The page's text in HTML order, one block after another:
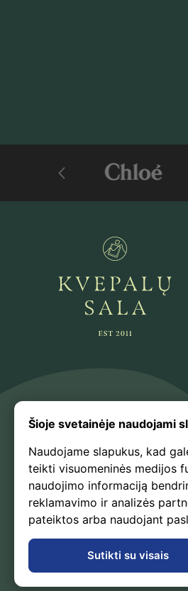
Šioje svetainėje naudojami
Naudojame slapukus, kad
teikti visuomeninės medijos
naudojimo informaciją
reklamavimo ir analizės
pateiktos arba naudojant
Sutikti su visais